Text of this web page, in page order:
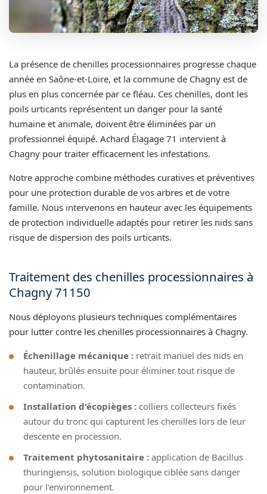
La présence de chenilles processionnaires progresse chaque
année en Saône-et-Loire, et la commune de Chagny est de
plus en plus concernée par ce fléau. Ces chenilles, dont les
poils urticants représentent un danger pour la santé
humaine et animale, doivent être éliminées par un
professionnel équipé. Achard Élagage 71 intervient à
Chagny pour traiter efficacement les infestations.
Notre approche combine méthodes curatives et préventives
pour une protection durable de vos arbres et de votre
famille. Nous intervenons en hauteur avec les équipements
de protection individuelle adaptés pour retirer les nids sans
risque de dispersion des poils urticants.
Traitement des chenilles processionnaires à
Chagny 71150
Nous déployons plusieurs techniques complémentaires
pour lutter contre les chenilles processionnaires à Chagny.
Échenillage mécanique : retrait manuel des nids en
hauteur, brûlés ensuite pour éliminer tout risque de
contamination.
Installation d'écopièges : colliers collecteurs fixés
autour du tronc qui capturent les chenilles lors de leur
descente en procession.
Traitement phytosanitaire : application de Bacillus
thuringiensis, solution biologique ciblée sans danger
pour l'environnement.